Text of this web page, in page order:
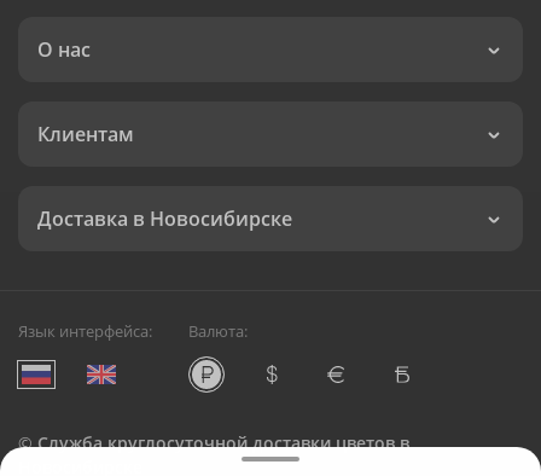
О нас
Клиентам
Доставка в Новосибирске
Язык интерфейса: Валюта:
©Служба круглосуточной доставки цветов в